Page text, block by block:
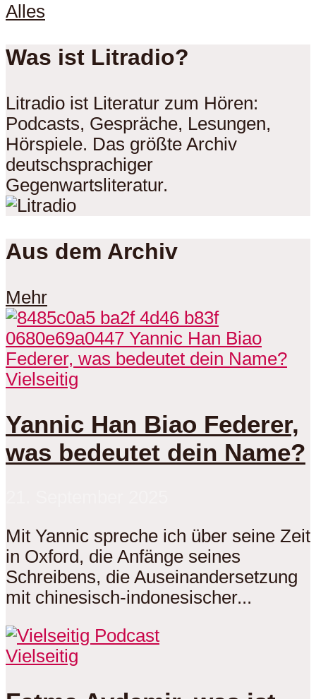
Alles
Was ist Litradio?
Litradio ist Literatur zum Hören:
Podcasts, Gespräche, Lesungen,
Hörspiele. Das größte Archiv
deutschsprachiger
Gegenwartsliteratur.
Aus dem Archiv
Mehr
Vielseitig
Yannic Han Biao Federer,
was bedeutet dein Name?
Mit Yannic spreche ich über seine Zeit
in Oxford, die Anfänge seines
Schreibens, die Auseinandersetzung
mit chinesisch-indonesischer...
Vielseitig